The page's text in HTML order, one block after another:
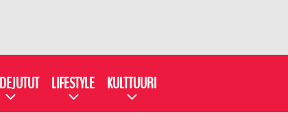
LIFESTYLE KULTTUURI